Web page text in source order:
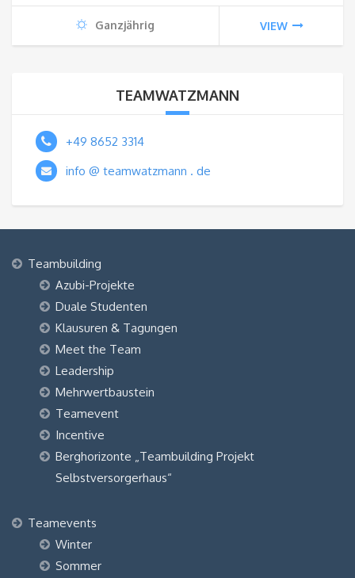
Ganzjährig VIEW
TEAMWATZMANN
+49 8652 3314
info @ teamwatzmann . de
Teambuilding
Azubi-Projekte
Duale Studenten
Klausuren & Tagungen
Meet the Team
Leadership
Mehrwertbaustein
Teamevent
Incentive
Berghorizonte „Teambuilding Projekt
Selbstversorgerhaus“
Teamevents
Winter
Sommer